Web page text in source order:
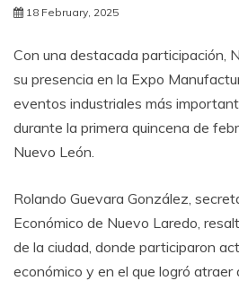
18 February, 2025
Con una destacada participación,
su presencia en la Expo
eventos industriales más
durante la primera quincena de
Nuevo León.
Rolando Guevara González,
Económico de Nuevo Laredo,
de la ciudad, donde participaron
económico y en el que logró atraer